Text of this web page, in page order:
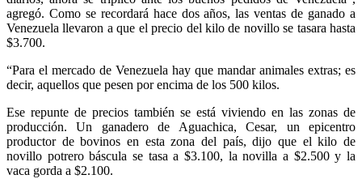
agregó. Como se recordará hace dos años, las ventas de ganado a
Venezuela llevaron a que el precio del kilo de novillo se tasara hasta
$3.700.
“Para el mercado de Venezuela hay que mandar animales extras; es
decir, aquellos que pesen por encima de los 500 kilos.
Ese repunte de precios también se está viviendo en las zonas de
producción. Un ganadero de Aguachica, Cesar, un epicentro
productor de bovinos en esta zona del país, dijo que el kilo de
novillo potrero báscula se tasa a $3.100, la novilla a $2.500 y la
vaca gorda a $2.100.